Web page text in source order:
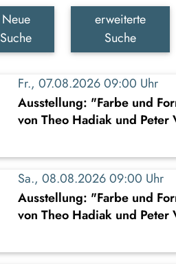
Neue
Suche
erweiterte
Suche
Fr., 07.08.2026 09:00 Uhr
Ausstellung: "Farbe und
von Theo Hadiak und Peter
Sa., 08.08.2026 09:00 Uhr
Ausstellung: "Farbe und
von Theo Hadiak und Peter